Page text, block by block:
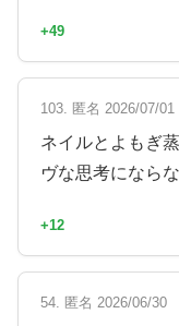
+49
103. 匿名 2026/07/01
ネイルとよもぎ
ヴな思考にならな
+12
54. 匿名 2026/06/30